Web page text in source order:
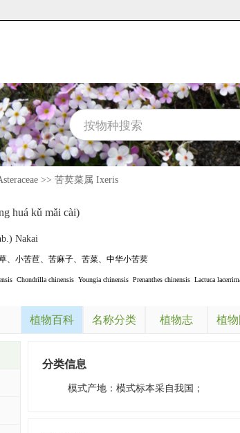
>> 苦荬菜属 Ixeris
huá kǔ mǎi cài)
Nakai
、 小苦苣、 苦麻子、 苦菜、 中华小苦荬
Chondrilla chinensis Youngia chinensis Prenanthes chinensis Lactuca
植物百科 名称分类 植物志 植
分类信息
模式产地 ： 模式标本采自我国；